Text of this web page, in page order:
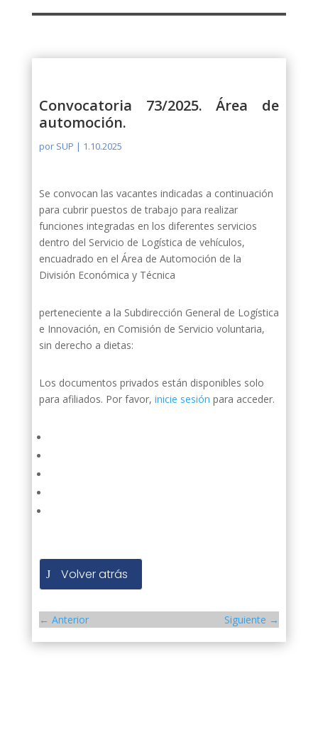
Convocatoria 73/2025. Área de
automoción.
por SUP | 1.10.2025
Se convocan las vacantes indicadas a continuación
para cubrir puestos de trabajo para realizar
funciones integradas en los diferentes servicios
dentro del Servicio de Logística de vehículos,
encuadrado en el Área de Automoción de la
División Económica y Técnica
perteneciente a la Subdirección General de Logística
e Innovación, en Comisión de Servicio voluntaria,
sin derecho a dietas:
Los documentos privados están disponibles solo
para afiliados. Por favor, inicie sesión para acceder.
Volver atrás
← Anterior Siguiente →